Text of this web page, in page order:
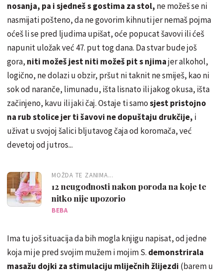
nosanja, pa i sjedneš s gostima za stol, ne možeš se ni
nasmijati pošteno, da ne govorim kihnuti jer nemaš pojma
oćeš li se pred ljudima upišat, oće popucat šavovi ili ćeš
napunit uložak već 47. put tog dana. Da stvar bude još
gora, niti možeš jest niti možeš pit s njimajer alkohol,
logično, ne dolazi u obzir, pršut ni taknit ne smiješ, kao ni
sok od naranče, limunadu, išta lisnato ili jakog okusa, išta
začinjeno, kavu ili jaki čaj. Ostaje ti samosjest pristojno
na rub stolice jer ti šavovi ne dopuštaju drukčije, i
uživat u svojoj šalici bljutavog čaja od koromača, već
devetoj od jutros...
MOŽDA TE ZANIMA...
12 neugodnosti nakon poroda na koje te
nitko nije upozorio
BEBA
Ima tu još situacija da bih mogla knjigu napisat, od jedne
koja mi je pred svojim mužem i mojim S. demonstrirala
masažu dojki za stimulaciju mliječnih žlijezdi (barem u